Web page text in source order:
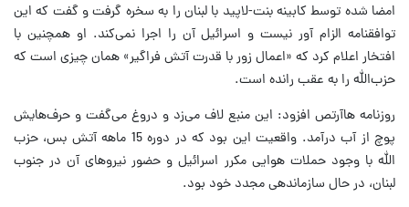
امضا شده توسط کابینه بنت-لاپید با لبنان را به سخره گرفت و گفت که این
توافقنامه الزام آور نیست و اسرائیل آن را اجرا نمی‌کند. او همچنین با
افتخار اعلام کرد که «اعمال زور با قدرت آتش فراگیر» همان چیزی است که
حزب‌الله را به عقب رانده است.
روزنامه هاآرتص افزود: این منبع لاف می‌زد و دروغ می‌گفت و حرف‌هایش
پوچ از آب درآمد. واقعیت این بود که در دوره 15 ماهه آتش بس، حزب
الله با وجود حملات هوایی مکرر اسرائیل و حضور نیروهای آن در جنوب
لبنان، در حال سازماندهی مجدد خود بود.